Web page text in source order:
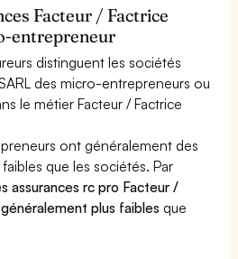
Facteur / Factrice
entrepreneur
distinguent les sociétés
des micro-entrepreneurs ou
le métier Facteur / Factrice
ont généralement des
que les sociétés. Par
assurances rc pro Facteur /
plus faibles que